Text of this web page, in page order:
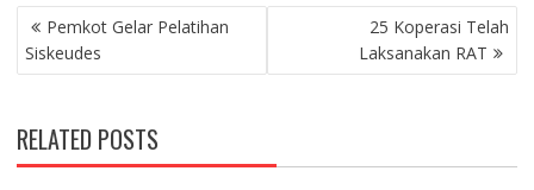
P
O
S
N
A
V
Pemkot Gelar Pelatihan
Siskeudes
25 Koperasi Telah
Laksanakan RAT
RELATED POSTS